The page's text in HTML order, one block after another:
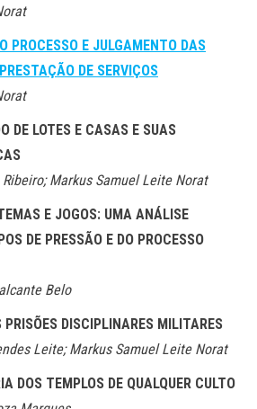
PROCESSO E JULGAMENTO DAS
DE SERVIÇOS
DE LOTES E CASAS E SUAS
Markus Samuel Leite Norat
E JOGOS: UMA ANÁLISE
DE PRESSÃO E DO PROCESSO
Belo
DISCIPLINARES MILITARES
Leite; Markus Samuel Leite Norat
DOS TEMPLOS DE QUALQUER CULTO